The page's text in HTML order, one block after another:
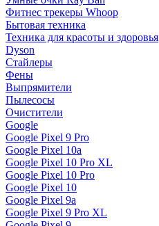
Фитнес трекеры Whoop
Бытовая техника
Техника для красоты и здоровья
Dyson
Стайлеры
Фены
Выпрямители
Пылесосы
Очистители
Google
Google Pixel 9 Pro
Google Pixel 10a
Google Pixel 10 Pro XL
Google Pixel 10 Pro
Google Pixel 10
Google Pixel 9a
Google Pixel 9 Pro XL